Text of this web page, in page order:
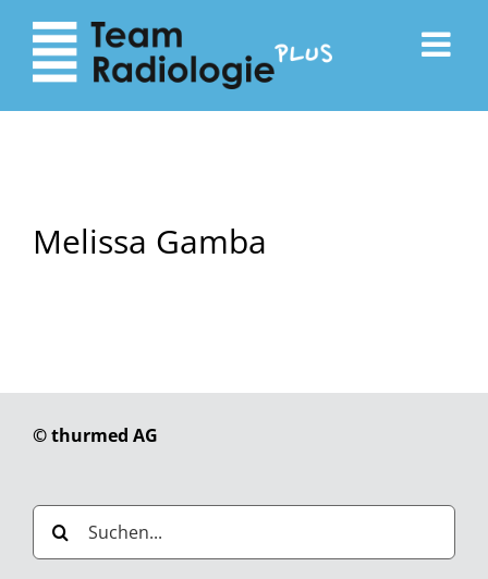
zum
Inhalt
Navigation
Melissa Gamba
© thurmed AG
Suche
nach: